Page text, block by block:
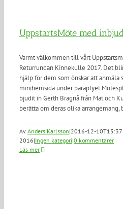
UppstartsMöte med
Varmt välkommen till vårt
Returrundan Kinnekulle 2017. Det
hjälp för dem som önskar att anmäla
minihemsida under paraplyet
bjudit in Gerth Bragnå från Mat och
berätta om deras olika arrangemang,
Av Anders Karlsson|2016-12-
2016|Ingen kategori|0 kommentarer
Läs mer